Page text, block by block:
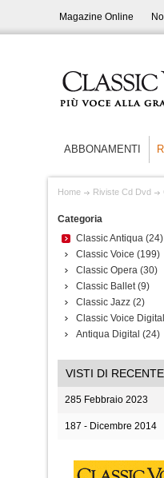
Magazine Online
ABBONAMENTI
Home Riviste Cd Dvd
Categoria
Classic Antiqua (24)
Classic Voice (199)
Classic Opera (30)
Classic Ballet(9)
Classic Jazz (2)
Classic Voice Digital
Antiqua Digital (24)
VISTI DI RECENTE
285 Febbraio 2023
187 - Dicembre 2014